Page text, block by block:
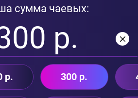
сумма чаевых:
р. 300 р.